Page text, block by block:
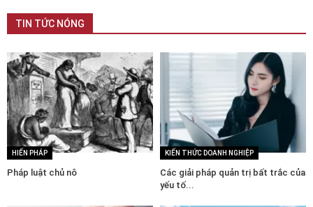
TIN TỨC NÓNG
HIẾN PHÁP
Pháp luật chủ nô
KIẾN THỨC DOANH NGHIỆP
Các giải pháp quản trị bất trắc của
yếu tố...